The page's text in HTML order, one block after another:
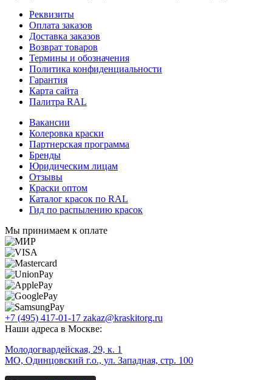
Реквизиты
Оплата заказов
Доставка заказов
Возврат товаров
Термины и обозначения
Политика конфиденциальности
Гарантия
Карта сайта
Палитра RAL
Вакансии
Колеровка краски
Партнерская программа
Бренды
Юридическим лицам
Отзывы
Краски оптом
Каталог красок по RAL
Гид по распылению красок
Мы принимаем к оплате
+7 (495) 417-01-17 zakaz@kraskitorg.ru
Наши адреса в Москве:
Молодогвардейская, 29, к. 1
МО, Одинцовский г.о., ул. Западная, стр. 100